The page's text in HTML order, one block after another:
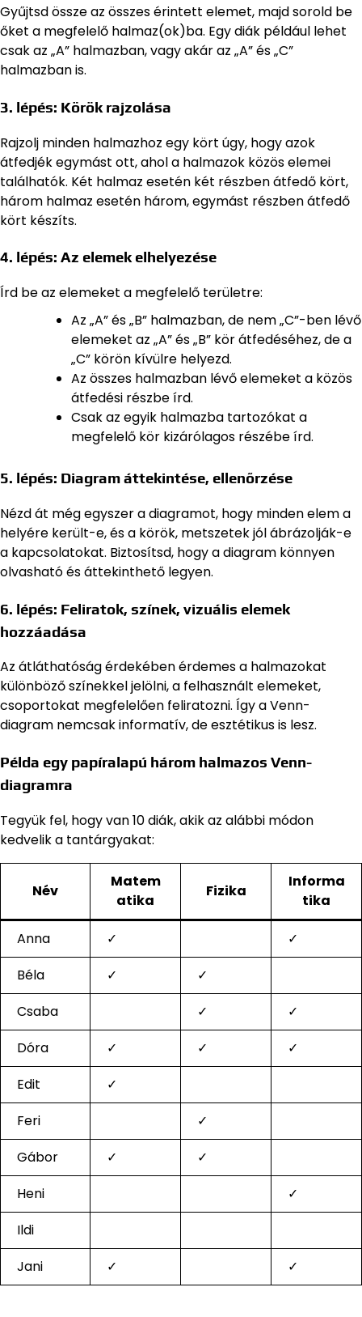
Gyűjtsd össze az összes érintett elemet, majd sorold be
őket a megfelelő halmaz(ok)ba. Egy diák például lehet
csak az „A” halmazban, vagy akár az „A” és „C”
halmazban is.
3. lépés: Körök rajzolása
Rajzolj minden halmazhoz egy kört úgy, hogy azok
átfedjék egymást ott, ahol a halmazok közös elemei
találhatók. Két halmaz esetén két részben átfedő kört,
három halmaz esetén három, egymást részben átfedő
kört készíts.
4. lépés: Az elemek elhelyezése
Írd be az elemeket a megfelelő területre:
Az „A” és „B” halmazban, de nem „C”-ben lévő
elemeket az „A” és „B” kör átfedéséhez, de a
„C” körön kívülre helyezd.
Az összes halmazban lévő elemeket a közös
átfedési részbe írd.
Csak az egyik halmazba tartozókat a
megfelelő kör kizárólagos részébe írd.
5. lépés: Diagram áttekintése, ellenőrzése
Nézd át még egyszer a diagramot, hogy minden elem a
helyére került-e, és a körök, metszetek jól ábrázolják-e
a kapcsolatokat. Biztosítsd, hogy a diagram könnyen
olvasható és áttekinthető legyen.
6. lépés: Feliratok, színek, vizuális elemek
hozzáadása
Az átláthatóság érdekében érdemes a halmazokat
különböző színekkel jelölni, a felhasznált elemeket,
csoportokat megfelelően feliratozni. Így a Venn-
diagram nemcsak informatív, de esztétikus is lesz.
Példa egy papíralapú három halmazos Venn-
diagramra
Tegyük fel, hogy van 10 diák, akik az alábbi módon
kedvelik a tantárgyakat:
Név
Matem
atika
Fizika
Informa
tika
Anna ✓
✓
Béla
✓
✓
Csaba
✓
✓
Dóra
✓ ✓
✓
Edit
✓
Feri
✓
Gábor
✓
✓
Heni
✓
Ildi
Jani
✓ ✓